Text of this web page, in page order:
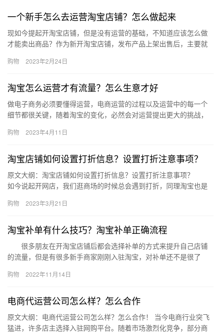
一个新手怎么去运营淘宝店铺？怎么做起来
现如今提起开淘宝店铺，但是没有运营的基础，不知道应该怎么做
才能卖出商品？作为新开淘宝店铺，发布产品上架出售后，主要就
商品自…
购物 2023年2月24日
淘宝怎么运营才有流量？怎么生意才好
做电子商务必须要懂得运营，电商运营的过程以及运营中的每一个
细节都很关键，随着淘宝的变化，必然会对运营提出更大的挑战，
有流量…
购物 2023年4月11日
淘宝店铺如何设置打折信息？设置打折注意事项？
原文大纲：淘宝店铺如何设置打折信息？设置打折注意事项？
如今说起开网店，我们逛商场的时候总会遇到打折，同理淘宝也是
激消…
购物 2023年3月21日
淘宝补单有什么技巧？淘宝补单正确流程
很多朋友在开淘宝店铺后都会选择补单的方式来提升自己店铺
的流量，但是有很多新手商家刚刚入驻淘宝，对补单还不是很了
家来了…
购物 2022年11月14日
电商代运营公司怎么样？怎么合作
原文大纲：电商代运营公司怎么样？怎么合作！ 当今电商行业突飞
猛进，许多店主选择入驻网购平台。随着市场激烈化竞争，部分商